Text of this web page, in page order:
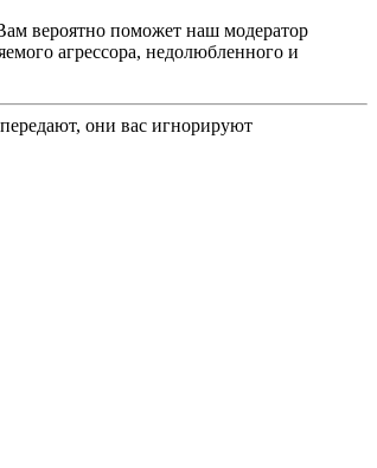
вероятно поможет наш модератор
агрессора, недолюбленного и
они вас игнорируют